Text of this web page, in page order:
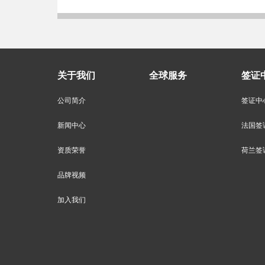
关于我们
公司简介
新闻中心
资质荣誉
品牌视频
加入我们
全球服务 签证
签证中
法国签
荷兰签